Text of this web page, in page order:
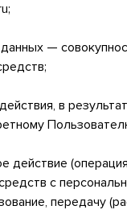
—
в
с
передачу